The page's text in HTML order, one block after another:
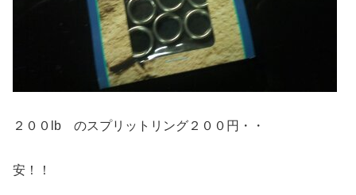
２００lb のスプリットリング２００円・・
安！！